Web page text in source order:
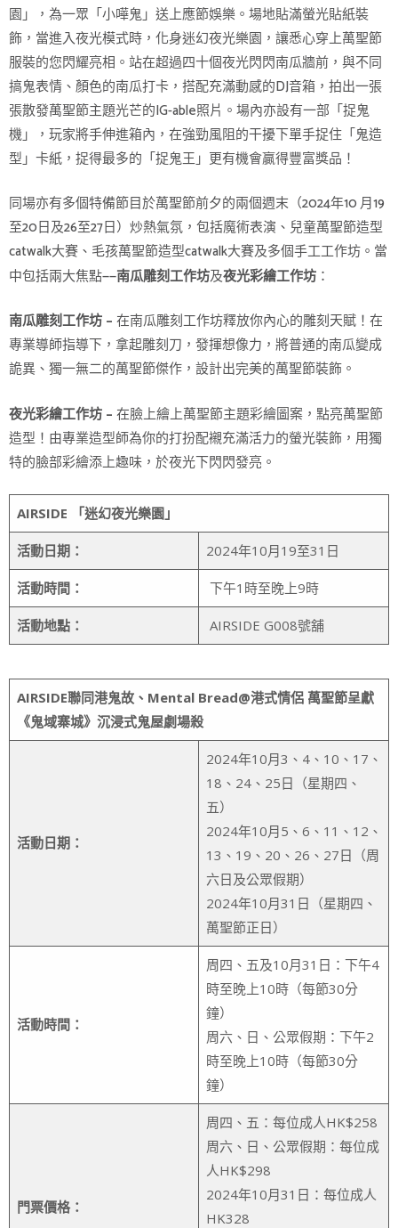
園」，為一眾「小嘩鬼」送上應節娛樂。場地貼滿螢光貼紙裝
飾，當進入夜光模式時，化身迷幻夜光樂園，讓悉心穿上萬聖節
服裝的您閃耀亮相。站在超過四十個夜光閃閃南瓜牆前，與不同
搞鬼表情、顏色的南瓜打卡，搭配充滿動感的DJ音箱，拍出一張
張散發萬聖節主題光芒的IG-able照片。場內亦設有一部「捉鬼
機」，玩家將手伸進箱內，在強勁風阻的干擾下單手捉住「鬼造
型」卡紙，捉得最多的「捉鬼王」更有機會贏得豐富獎品！
同場亦有多個特備節目於萬聖節前夕的兩個週末（2024年10 月19
至20日及26至27日）炒熱氣氛，包括魔術表演、兒童萬聖節造型
catwalk大賽、毛孩萬聖節造型catwalk大賽及多個手工工作坊。當
中包括兩大焦點——南瓜雕刻工作坊及夜光彩繪工作坊 ：
南瓜雕刻工作坊 – 在南瓜雕刻工作坊釋放你內心的雕刻天賦！在
專業導師指導下，拿起雕刻刀，發揮想像力，將普通的南瓜變成
詭異、獨一無二的萬聖節傑作，設計出完美的萬聖節裝飾。
夜光彩繪工作坊 – 在臉上繪上萬聖節主題彩繪圖案，點亮萬聖節
造型！由專業造型師為你的打扮配襯充滿活力的螢光裝飾，用獨
特的臉部彩繪添上趣味，於夜光下閃閃發亮。
AIRSIDE 「迷幻夜光樂園」
活動日期： 2024年10月19至31日
活動時間： 下午1時至晚上9時
活動地點： AIRSIDE G008號舖
AIRSIDE聯同港鬼故、 Mental Bread@港式情侶 萬聖節呈獻
《鬼域寨城》沉浸式鬼屋劇場殺
活動日期：
2024年10月3、4、10、17、
18、24、25日（星期四、
五）
2024年10月5、6、11、12、
13、19、20、26、27日（周
六日及公眾假期）
2024年10月31日（星期四、
萬聖節正日）
活動時間：
周四、五及10月31日：下午4
時至晚上10時（每節30分
鐘）
周六、日、公眾假期：下午2
時至晚上10時（每節30分
鐘）
門票價格：
周四、五：每位成人HK$258
周六、日、公眾假期：每位成
人HK$298
2024年10月31日：每位成人
HK328